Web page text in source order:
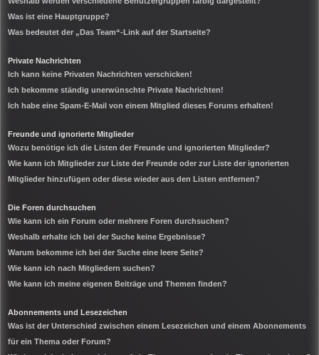
Was ist eine Hauptgruppe?
Was bedeutet der „Das Team“-Link auf der Startseite?
Private Nachrichten
Ich kann keine Privaten Nachrichten verschicken!
Ich bekomme ständig unerwünschte Private Nachrichten!
Ich habe eine Spam-E-Mail von einem Mitglied dieses Forums erhalten!
Freunde und ignorierte Mitglieder
Wozu benötige ich die Listen der Freunde und ignorierten Mitglieder?
Wie kann ich Mitglieder zur Liste der Freunde oder zur Liste der ignorierten
Mitglieder hinzufügen oder diese wieder aus den Listen entfernen?
Die Foren durchsuchen
Wie kann ich ein Forum oder mehrere Foren durchsuchen?
Weshalb erhalte ich bei der Suche keine Ergebnisse?
Warum bekomme ich bei der Suche eine leere Seite?
Wie kann ich nach Mitgliedern suchen?
Wie kann ich meine eigenen Beiträge und Themen finden?
Abonnements und Lesezeichen
Was ist der Unterschied zwischen einem Lesezeichen und einem Abonnements
für ein Thema oder Forum?